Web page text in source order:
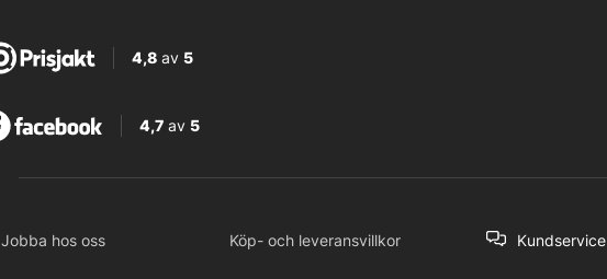
4,8 av5
4,7av 5
Jobba hos oss Köp- och leveransvillkor Kundservice